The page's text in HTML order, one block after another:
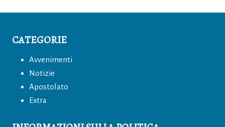
c
b
o
o
k
at
A
p
p
e
m
ai n
CATEGORIE
Avvenimenti
Notizie
Apostolato
Extra